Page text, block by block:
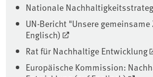
Nationale
UN-Bericht "Unsere
Englisch)
Rat für Nachhaltige Entwicklung
Europäische Kommission: